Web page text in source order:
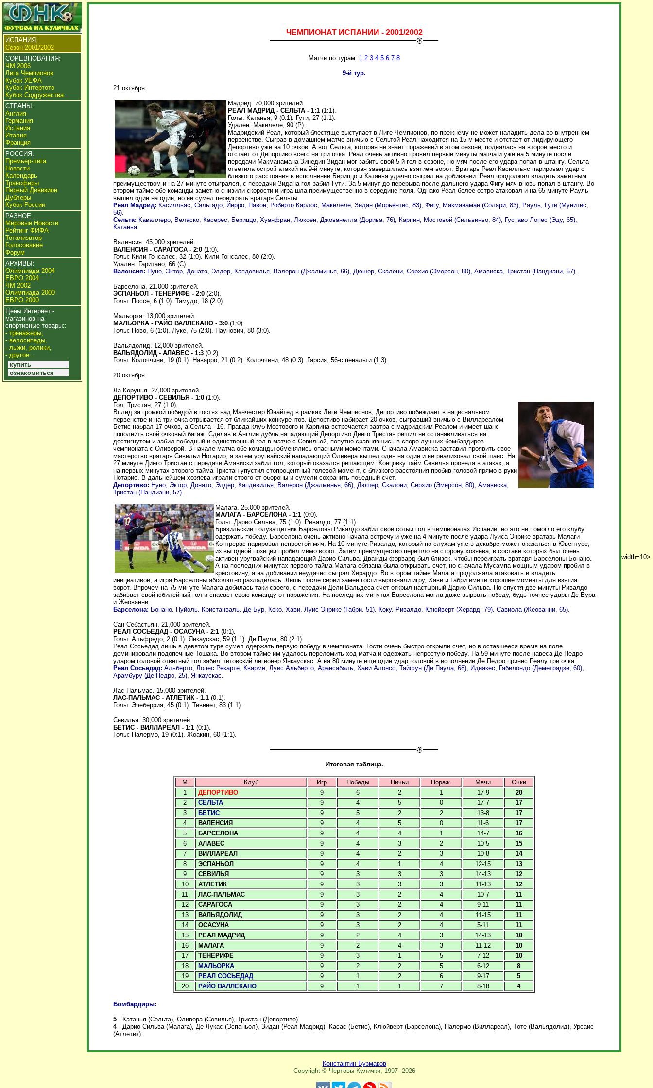
ИСПАНИЯ:
Сезон 2001/2002
СОРЕВНОВАНИЯ:
ЧМ 2006
Лига Чемпионов
Кубок УЕФА
Кубок Интертото
Кубок Содружества
СТРАНЫ:
Англия
Германия
Испания
Италия
Франция
РОССИЯ:
Премьер-лига
Новости
Календарь
Трансферы
Первый Дивизион
Дублеры
Кубок России
РАЗНОЕ:
Мировые Новости
Рейтинг ФИФА
Тотализатор
Голосование
Форум
АРХИВЫ:
Олимпиада 2004
ЕВРО 2004
ЧМ 2002
Олимпиада 2000
ЕВРО 2000
Цены Интернет -
магазинов на
спортивные товары::
- тренажеры,
- велосипеды,
- лыжи, ролики,
- другое...
купить
ознакомиться
ЧЕМПИОНАТ ИСПАНИИ - 2001/2002
Матчи по турам: 1 2 3 4 5 6 7 8
9-й тур.
21 октября.
Мадрид. 70,000 зрителей.
РЕАЛ МАДРИД - СЕЛЬТА - 1:1 (1:1).
Голы: Катанья, 9 (0:1). Гути, 27 (1:1).
Удален: Макелеле, 90 (Р).
Мадридский Реал, который блестяще выступает в Лиге Чемпионов, по прежнему не может наладить дела во внутреннем
первенстве. Сыграв в домашнем матче вничью с Сельтой Реал находится на 15-м месте и отстает от лидирующего
Депортиво уже на 10 очков. А вот Сельта, которая не знает поражений в этом сезоне, поднялась на второе место и
отстает от Депортиво всего на три очка. Реал очень активно провел первые минуты матча и уже на 5 минуте после
передачи Макманамана Зинедин Зидан мог забить свой 5-й гол в сезоне, но мяч после его удара попал в штангу. Сельта
ответила острой атакой на 9-й минуте, которая завершилась взятием ворот. Вратарь Реал Касилльяс парировал удар с
близкого расстояния в исполнении Бериццо и Катанья удачно сыграл на добивании. Реал продолжал владеть заметным
преимуществом и на 27 минуте отыгрался, с передачи Зидана гол забил Гути. За 5 минут до перерыва после дальнего удара Фигу мяч вновь попал в штангу. Во
втором тайме обе команды заметно снизили скорости и игра шла преимущественно в середине поля. Однако Реал более остро атаковал и на 65 минуте Рауль
вышел один на один, но не сумел переиграть вратаря Сельты.
Реал Мадрид: Касилльяс, Сальгадо, Йерро, Павон, Роберто Карлос, Макелеле, Зидан (Морьентес, 83), Фигу, Макманаман (Солари, 83), Рауль, Гути (Мунитис,
56).
Сельта: Каваллеро, Веласко, Касерес, Бериццо, Хуанфран, Люксен, Джованелла (Дорива, 76), Карпин, Мостовой (Сильвиньо, 84), Густаво Лопес (Эду, 65),
Катанья.
Валенсия. 45,000 зрителей.
ВАЛЕНСИЯ - САРАГОСА - 2:0 (1:0).
Голы: Кили Гонсалес, 32 (1:0). Кили Гонсалес, 80 (2:0).
Удален: Гаритано, 66 (С).
Валенсия: Нуно, Эктор, Донато, Элдер, Капдевилья, Валерон (Джалминья, 66), Дюшер, Скалони, Серхио (Эмерсон, 80), Амависка, Тристан (Пандиани, 57).
Барселона. 21,000 зрителей.
ЭСПАНЬОЛ - ТЕНЕРИФЕ - 2:0 (2:0).
Голы: Поссе, 6 (1:0). Тамудо, 18 (2:0).
Мальорка. 13,000 зрителей.
МАЛЬОРКА - РАЙО ВАЛЛЕКАНО - 3:0 (1:0).
Голы: Ново, 6 (1:0). Луке, 75 (2:0). Паунович, 80 (3:0).
Вальядолид. 12,000 зрителей.
ВАЛЬЯДОЛИД - АЛАВЕС - 1:3 (0:2).
Голы: Колоччини, 19 (0:1). Наварро, 21 (0:2). Колоччини, 48 (0:3). Гарсия, 56-с пенальти (1:3).
20 октября.
Ла Корунья. 27,000 зрителей.
ДЕПОРТИВО - СЕВИЛЬЯ - 1:0 (1:0).
Гол: Тристан, 27 (1:0).
Вслед за громкой победой в гостях над Манчестер Юнайтед в рамках Лиги Чемпионов, Депортиво побеждает в национальном
первенстве и на три очка отрывается от ближайших конкурентов. Депортиво набирает 20 очков, сыгравший вничью с Виллареалом
Бетис набрал 17 очков, а Сельта - 16. Правда клуб Мостового и Карпина встречается завтра с мадридским Реалом и имеет шанс
пополнить свой очковый багаж. Сделав в Англии дубль нападающий Депортиво Диего Тристан решил не останавливаться на
достигнутом и забил победный и единственный гол в матче с Севильей, попутно сравнявшись в споре лучших бомбардиров
чемпионата с Оливерой. В начале матча обе команды обменялись опасными моментами. Сначала Амависка заставил проявить свое
мастерство вратаря Севильи Нотарио, а затем уругвайский нападающий Оливера вышел один на один и не реализовал свой шанс. На
27 минуте Диего Тристан с передачи Амависки забил гол, который оказался решающим. Концовку тайм Севилья провела в атаках, а
на первых минутах второго тайма Тристан упустил стопроцентный голевой момент, с близкого расстояния пробив головой прямо в руки
Нотарио. В дальнейшем хозяева играли строго от обороны и сумели сохранить победный счет.
Депортиво: Нуно, Эктор, Донато, Элдер, Капдевилья, Валерон (Джалминья, 66), Дюшер, Скалони, Серхио (Эмерсон, 80), Амависка,
Тристан (Пандиани, 57).
Малага. 25,000 зрителей.
МАЛАГА - БАРСЕЛОНА - 1:1 (0:0).
Голы: Дарио Сильва, 75 (1:0). Ривалдо, 77 (1:1).
Бразильский полузащитник Барселоны Ривалдо забил свой сотый гол в чемпионатах Испании, но это не помогло его клубу
одержать победу. Барселона очень активно начала встречу и уже на 4 минуте после удара Луиса Энрике вратарь Малаги
Контрерас парировал непростой мяч. На 10 минуте Ривалдо, который по слухам уже в декабре может оказаться в Ювентусе,
из выгодной позиции пробил мимо ворот. Затем преимущество перешло на сторону хозяева, в составе которых был очень
активен уругвайский нападающий Дарио Сильва. Дважды форвард был близок, чтобы переиграть вратаря Барселоны Бонано.
А на последних минутах первого тайма Малага обязана была открывать счет, но сначала Мусампа мощным ударом пробил в
крестовину, а на добивании неудачно сыграл Херардо. Во втором тайме Малага продолжала атаковать и владеть
инициативой, а игра Барселоны абсолютно разладилась. Лишь после серии замен гости выровняли игру, Хави и Габри имели хорошие моменты для взятия
ворот. Впрочем на 75 минуте Малага добилась таки своего, с передачи Дели Вальдеса счет открыл настырный Дарио Сильва. Но спустя две минуты Ривалдо
забивает свой юбилейный гол и спасает свою команду от поражения. На последних минутах Барселона могла даже вырвать победу, будь точнее удары Де Бура
и Жеованни.
Барселона: Бонано, Пуйоль, Кристанваль, Де Бур, Коко, Хави, Луис Энрике (Габри, 51), Коку, Ривалдо, Клюйверт (Херард, 79), Савиола (Жеованни, 65).
Сан-Себастьян. 21,000 зрителей.
РЕАЛ СОСЬЕДАД - ОСАСУНА - 2:1 (0:1).
Голы: Альфредо, 2 (0:1). Янкаускас, 59 (1:1). Де Паула, 80 (2:1).
Реал Сосьедад лишь в девятом туре сумел одержать первую победу в чемпионата. Гости очень быстро открыли счет, но в оставшееся время на поле
доминировали подопечные Тошака. Во втором тайме им удалось переломить ход матча и одержать непростую победу. На 59 минуте после навеса Де Педро
ударом головой ответный гол забил литовский легионер Янкаускас. А на 80 минуте еще один удар головой в исполнении Де Педро принес Реалу три очка.
Реал Сосьедад: Альберто, Лопес Рекарте, Кварме, Луис Альберто, Арансабаль, Хави Алонсо, Тайфун (Де Паула, 68), Идиакес, Габилондо (Деметрадзе, 60),
Арамбуру (Де Педро, 25), Янкаускас.
Лас-Пальмас. 15,000 зрителей.
ЛАС-ПАЛЬМАС - АТЛЕТИК - 1:1 (0:1).
Голы: Эчеберрия, 45 (0:1). Тевенет, 83 (1:1).
Севилья. 30,000 зрителей.
БЕТИС - ВИЛЛАРЕАЛ - 1:1 (0:1).
Голы: Палермо, 19 (0:1). Жоакин, 60 (1:1).
Итоговая таблица.
М Клуб Игр Победы Ничьи Пораж. Мячи
Очки
1
ДЕПОРТИВО 9 6 2 1 17-9
20
2
СЕЛЬТА 9 4 5 0 17-7
17
3
БЕТИС 9 5 2 2 13-8
17
4
ВАЛЕНСИЯ 9 4 5 0 11-6
17
5
БАРСЕЛОНА 9 4 4 1 14-7
16
6
АЛАВЕС 9 4 3 2 10-5
15
7
ВИЛЛАРЕАЛ 9 4 2 3 10-8
14
8
ЭСПАНЬОЛ 9 4 1 4 12-15
13
9
СЕВИЛЬЯ 9 3 3 3 14-13
12
10
АТЛЕТИК 9 3 3 3 11-13
12
11
ЛАС-ПАЛЬМАС 9 3 2 4 10-7
11
12
САРАГОСА 9 3 2 4 9-11
11
13
ВАЛЬЯДОЛИД 9 3 2 4 11-15
11
14
ОСАСУНА 9 3 2 4 5-11
11
15
РЕАЛ МАДРИД 9 2 4 3 14-13
10
16
МАЛАГА 9 2 4 3 11-12
10
17
ТЕНЕРИФЕ 9 3 1 5 7-12
10
18
МАЛЬОРКА 9 2 2 5 6-12
8
19
РЕАЛ СОСЬЕДАД 9 1 2 6 9-17
5
20
РАЙО ВАЛЛЕКАНО 9 1 1 7 8-18 4
Бомбардиры:
5 - Катанья (Сельта), Оливера (Севилья), Тристан (Депортиво).
4 - Дарио Сильва (Малага), Де Лукас (Эспаньол), Зидан (Реал Мадрид), Касас (Бетис), Клюйверт (Барселона), Палермо (Виллареал), Тоте (Вальядолид), Урсаис
(Атлетик).
Константин Бузмаков
Copyright © Чертовы Кулички, 1997- 2026
width=10>